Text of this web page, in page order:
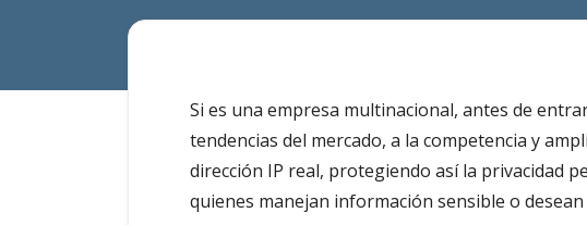
Si es una empresa multinacional, antes de
tendencias del mercado, a la competencia y
dirección IP real, protegiendo así la privacidad
quienes manejan información sensible o